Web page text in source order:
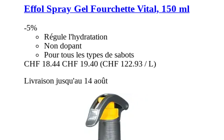
Effol Spray Gel Fourchette Vital, 150 ml
-5%
Régule l'hydratation
Non dopant
Pour tous les types de sabots
CHF 18.44 CHF 19.40 (CHF 122.93 / L)
Livraison jusqu'au 14 août